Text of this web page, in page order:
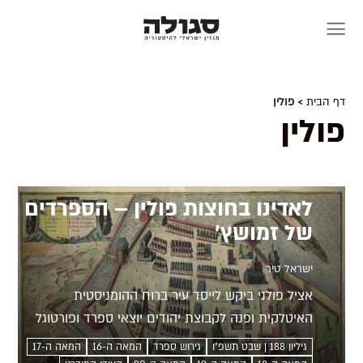
דף הבית > פולין
פולין
לאדינו בחוצות פולין – הספרדים
של זמושץ'
ישראל טיר
אציל פולני ביקש לייסד עיר ברוח ההומניסטית
האיטלקית ופנה לקבוצת יהודים יוצאי ספרד ופורטוגל
כדי לממש את מבוקשו. כך נוסדה בלב פולין קהילה
גיליון 188 | שבט תשפ״ו גירוש ספרד המאה ה-16
המאה ה-17